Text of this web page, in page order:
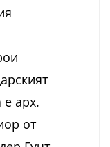
е арх.
от